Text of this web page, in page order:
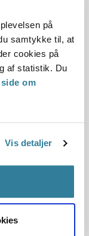
på
samtykke til, at
cookies på
af statistik. Du
om
Vis detaljer
afgrænset fra
elevatorerne